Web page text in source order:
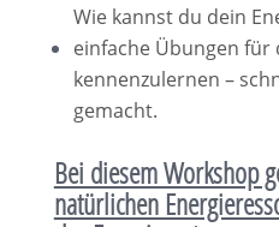
Wie kannst du dein
einfache Übungen für
kennenzulernen –
gemacht.
Bei diesem Workshop
natürlichen